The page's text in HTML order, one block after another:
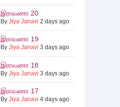
இராவணா 20
By Jiya Janavi 2 days ago
இராவணா 19
By Jiya Janavi 3 days ago
இராவணா 18
By Jiya Janavi 3 days ago
இராவணா 17
By Jiya Janavi 4 days ago